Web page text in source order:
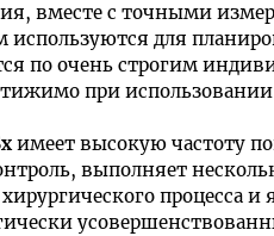
вместе с точными
для
по очень строгим
при
имеет высокую частоту
выполняет
процесса и